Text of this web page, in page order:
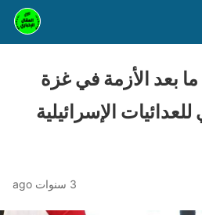
بعد الأزمة في غزة
الإسرائيلية
3 سنوات ago